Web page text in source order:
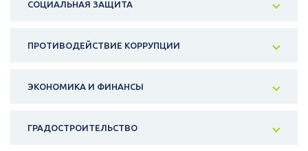
СОЦИАЛЬНАЯ ЗАЩИТА
ПРОТИВОДЕЙСТВИЕ КОРРУПЦИИ
ЭКОНОМИКА И ФИНАНСЫ
ГРАДОСТРОИТЕЛЬСТВО